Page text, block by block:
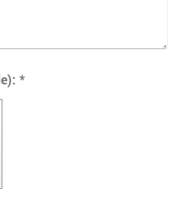
Captcha (Spam-Schutz-Code): *